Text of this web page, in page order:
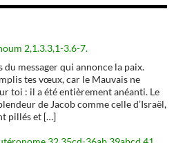
2,1.3.3,1-3.6-7.
du messager qui annonce la paix.
tes vœux, car le Mauvais ne
toi : il a été entièrement anéanti. Le
de Jacob comme celle d’Israël,
pillés et […]